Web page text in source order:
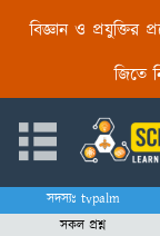
বিজ্ঞান ও প্রযুক্তির
জিতে
সদস্যঃ tvpalm
সকল প্রশ্ন